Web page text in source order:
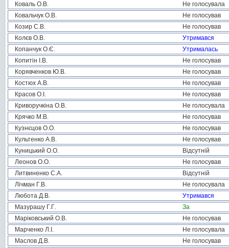
Коваль О.В.
Не голосувала
Ковальчук О.В.
Не голосував
Козир С.В.
Не голосував
Колєв О.В.
Утримався
Копанчук О.Є.
Утрималась
Копитін І.В.
Не голосував
Корявченков Ю.В.
Не голосував
Костюх А.В.
Не голосував
Красов О.І.
Не голосував
Криворучкіна О.В.
Не голосувала
Крячко М.В.
Не голосував
Кузнєцов О.О.
Не голосував
Культенко А.В.
Не голосував
Куницький О.О.
Відсутній
Леонов О.О.
Не голосував
Литвиненко С.А.
Відсутній
Лічман Г.В.
Не голосувала
Любота Д.В.
Утримався
Мазурашу Г.Г.
За
Маріковський О.В.
Не голосував
Марченко Л.І.
Не голосувала
Маслов Д.В.
Не голосував